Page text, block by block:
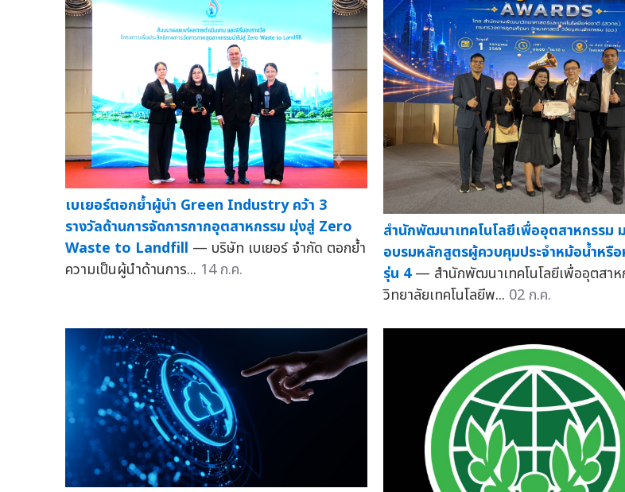
เบเยอร์ตอกย้ำผู้นำ Green Industry คว้า 3
รางวัลด้านการจัดการกากอุตสาหกรรม มุ่งสู่ Zero
Waste to Landfill — บริษัท เบเยอร์ จำกัด ตอกย้ำ
ความเป็นผู้นำด้านการ... 14 ก.ค.
สำนักพัฒนาเทคโนโลยีเพื่ออุตสาหกรรม
อบรมหลักสูตรผู้ควบคุมประจำหม้อน้ำหรื
รุ่น 4 — สำนักพัฒนาเทคโนโลยีเพื่ออุตสาห
วิทยาลัยเทคโนโลยีพ... 02 ก.ค.